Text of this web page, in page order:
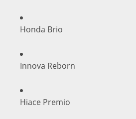
Honda Brio
Innova Reborn
Hiace Premio